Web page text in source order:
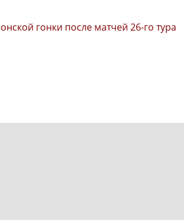
гонки после матчей 26-го тура